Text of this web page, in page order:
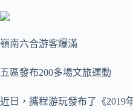
嶺南六合游客爆滿
五區發布200多場文旅運動
近日，攜程游玩發布了《2019